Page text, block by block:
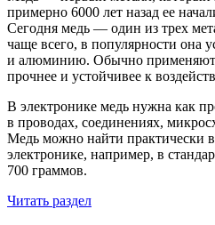
примерно 6000 лет назад ее
Сегодня медь — один из трех
чаще всего, в популярности она
и алюминию. Обычно
прочнее и устойчивее к
В электронике медь нужна как
в проводах, соединениях,
Медь можно найти практически
электронике, например, в
700 граммов.
Читать раздел